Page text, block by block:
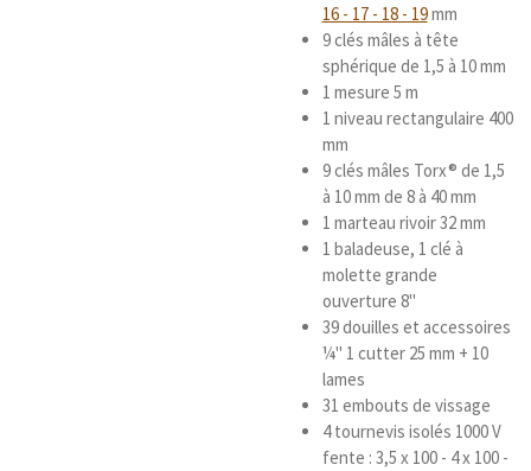
16 - 17 - 18 - 19mm
9 clés mâles à tête
sphérique de 1,5 à 10 mm
1 mesure 5 m
1 niveau rectangulaire 400
mm
9 clés mâles Torx® de 1,5
à 10 mm de 8 à 40 mm
1 marteau rivoir 32 mm
1 baladeuse, 1 clé à
molette grande
ouverture 8"
39 douilles et accessoires
¼" 1 cutter 25 mm + 10
lames
31 embouts de vissage
4 tournevis isolés 1000 V
fente : 3,5 x 100 - 4 x 100 -